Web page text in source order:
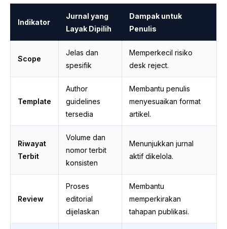
Indikator
Jurnal yang
Layak Dipilih
Dampak untuk
Penulis
Scope
Jelas dan
spesifik
Memperkecil risiko
desk reject.
Template
Author
guidelines
tersedia
Membantu penulis
menyesuaikan format
artikel.
Riwayat
Terbit
Volume dan
nomor terbit
konsisten
Menunjukkan jurnal
aktif dikelola.
Review
Proses
editorial
dijelaskan
Membantu
memperkirakan
tahapan publikasi.